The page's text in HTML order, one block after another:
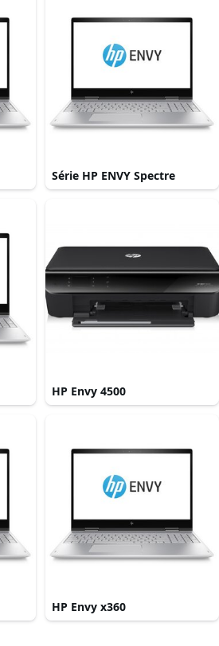
Série HP ENVY Spectre
HP Envy 4500
HP Envy x360